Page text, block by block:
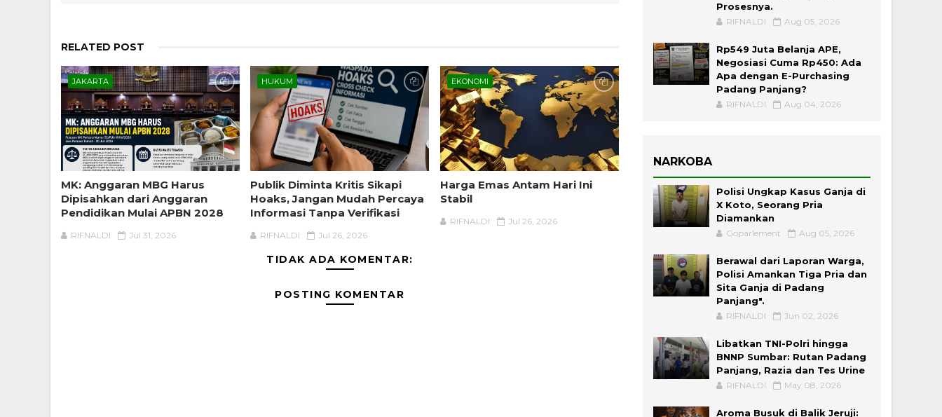
RELATED POST
JAKARTA
MK: Anggaran MBG Harus
Dipisahkan dari Anggaran
Pendidikan Mulai APBN 2028
RIFNALDI Jul 31, 2026
HUKUM
Publik Diminta Kritis Sikapi
Hoaks, Jangan Mudah Percaya
Informasi Tanpa Verifikasi
RIFNALDI Jul 26, 2026
EKONOMI
Harga Emas Antam Hari Ini
Stabil
RIFNALDI Jul 26, 2026
TIDAK ADA KOMENTAR:
POSTING KOMENTAR
Prosesnya.
RIFNALDI Aug 05, 2026
Rp549 Juta Belanja APE,
Negosiasi Cuma Rp450: Ada
Apa dengan E-Purchasing
Padang Panjang?
RIFNALDI Aug 04, 2026
NARKOBA
Polisi Ungkap Kasus Ganja di
X Koto, Seorang Pria
Diamankan
Goparlement Aug 05, 2026
Berawal dari Laporan Warga,
Polisi Amankan Tiga Pria dan
Sita Ganja di Padang
Panjang".
RIFNALDI Jun 02, 2026
Libatkan TNI-Polri hingga
BNNP Sumbar: Rutan Padang
Panjang, Razia dan Tes Urine
RIFNALDI May 08, 2026
Aroma Busuk di Balik Jeruji: